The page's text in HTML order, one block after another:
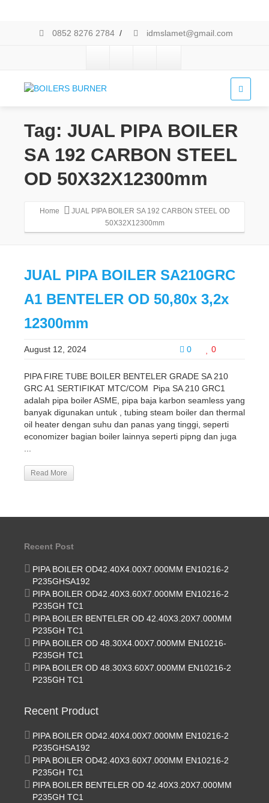
0852 8276 2784 / idmslamet@gmail.com
Tag: JUAL PIPA BOILER
SA 192 CARBON STEEL
OD 50X32X12300mm
Home
JUAL PIPA BOILER SA 192 CARBON STEEL OD
50X32X12300mm
JUAL PIPA BOILER SA210GRC
A1 BENTELER OD 50,80x 3,2x
12300mm
0 0
August 12, 2024
PIPA FIRE TUBE BOILER BENTELER GRADE SA 210
GRC A1 SERTIFIKAT MTC/COM Pipa SA 210 GRC1
adalah pipa boiler ASME, pipa baja karbon seamless yang
banyak digunakan untuk , tubing steam boiler dan thermal
oil heater dengan suhu dan panas yang tinggi, seperti
economizer bagian boiler lainnya seperti pipng dan juga
Read More
Recent Post
PIPA BOILER OD42.40X4.00X7.000MM EN10216-2
P235GHSA192
PIPA BOILER OD42.40X3.60X7.000MM EN10216-2
P235GH TC1
PIPA BOILER BENTELER OD 42.40X3.20X7.000MM
P235GH TC1
PIPA BOILER OD 48.30X4.00X7.000MM EN10216-
P235GH TC1
PIPA BOILER OD 48.30X3.60X7.000MM EN10216-2
P235GH TC1
Recent Product
PIPA BOILER OD42.40X4.00X7.000MM EN10216-2
P235GHSA192
PIPA BOILER OD42.40X3.60X7.000MM EN10216-2
P235GH TC1
PIPA BOILER BENTELER OD 42.40X3.20X7.000MM
P235GH TC1